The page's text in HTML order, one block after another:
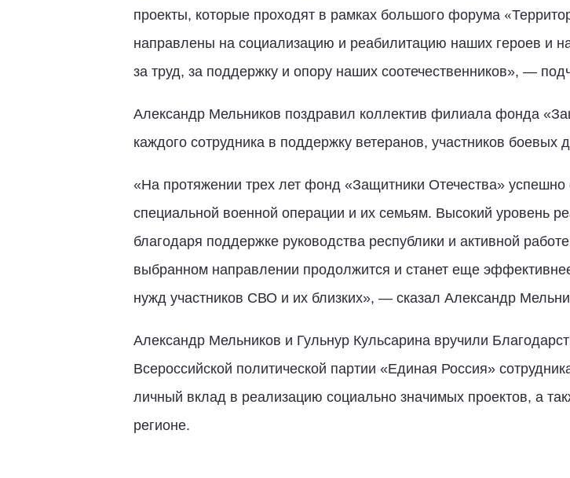
проекты, которые проходят в рамках большого форума «
направлены на социализацию и реабилитацию наших героев и
за труд, за поддержку и опору наших соотечественников», —
Александр Мельников поздравил коллектив филиала фонда
каждого сотрудника в поддержку ветеранов, участников боевых
«На протяжении трех лет фонд «Защитники Отечества»
специальной военной операции и их семьям. Высокий уровень
благодаря поддержке руководства республики и активной
выбранном направлении продолжится и станет еще
нужд участников СВО и их близких», — сказал Александр
Александр Мельников и Гульнур Кульсарина вручили
Всероссийской политической партии «Единая Россия»
личный вклад в реализацию социально значимых проектов, а
регионе.